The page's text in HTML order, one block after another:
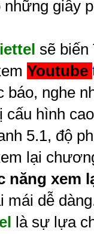
giây
sẽ biến
Youtube
báo, nghe
hình
5.1, độ
lại
năng xem
mái dễ
là sự lựa